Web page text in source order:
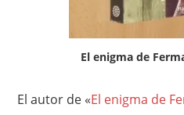
El enigma de
El autor de «El enigma de